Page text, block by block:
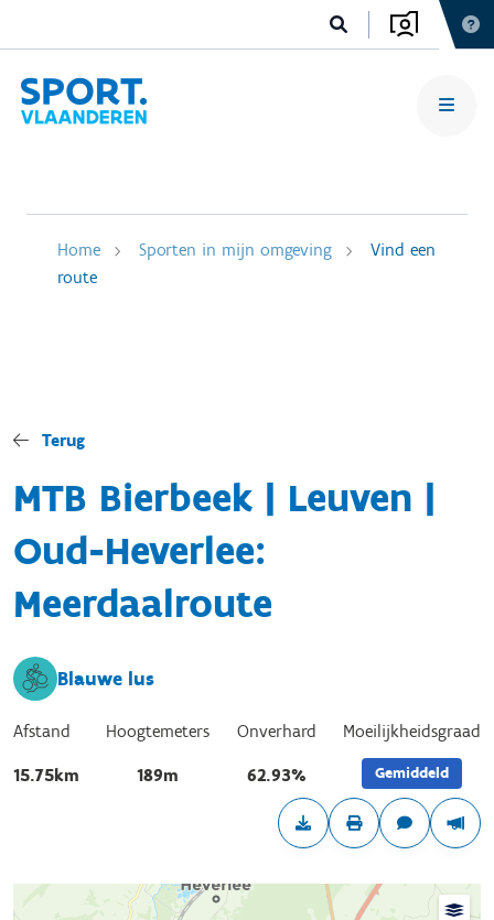
Home Sporten in mijn omgeving
Vind een
route
Terug
MTB Bierbeek | Leuven |
Oud-Heverlee:
Meerdaalroute
Blauwe lus
Afstand
15.75km
Hoogtemeters
189m
Onverhard
62.93%
Moeilijkheidsgraad
Gemiddeld